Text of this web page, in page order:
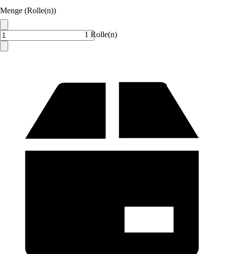
Menge (Rolle(n))
1 Rolle(n)